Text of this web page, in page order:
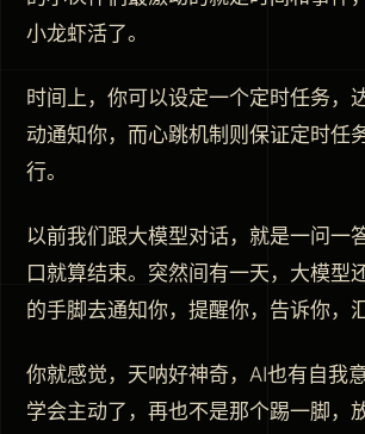
小龙虾活了。
时间上，你可以设定一个定时任务，
动通知你，而心跳机制则保证定时任
行。
以前我们跟大模型对话，就是一问一
口就算结束。突然间有一天，大模型
的手脚去通知你，提醒你，告诉你，
你就感觉，天呐好神奇，AI也有自我
学会主动了，再也不是那个踢一脚，